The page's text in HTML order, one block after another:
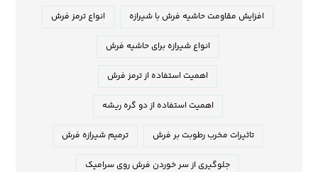
افزایش مقاومت حاشیه فرش با شیرازه انواع ترمز فرش
انواع شیرازه برای حاشیه فرش
اهمیت استفاده از ترمز فرش
اهمیت استفاده از دو گره ریشه
تاثیرات مخرب رطوبت بر فرش ترمیم شیرازه فرش
جلوگیری از سر خوردن فرش روی سرامیک